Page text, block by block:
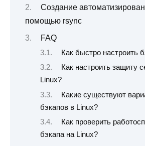
Создание
помощью rsync
FAQ
Как быстро настроить
Как настроить защиту
Linux?
Какие существуют
бэкапов в Linux?
Как проверить
бэкапа на Linux?